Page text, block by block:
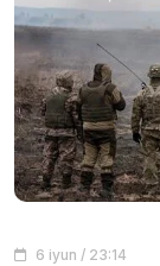
6 iyun / 23:14